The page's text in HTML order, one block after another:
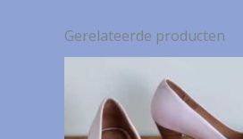
Gerelateerde producten